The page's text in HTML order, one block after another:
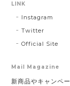
LINK
Instagram
Twitter
Official Site
Mail Magazine
新商品やキャンペ